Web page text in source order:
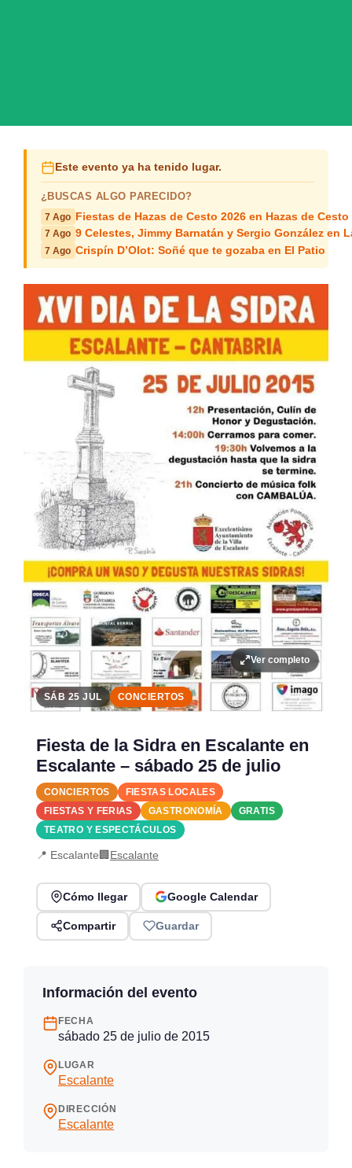
Este evento ya ha tenido lugar.
¿BUSCAS ALGO PARECIDO?
7 Ago Fiestas de Hazas de Cesto 2026 en Hazas de Cesto
7 Ago 9 Celestes, Jimmy Barnatán y Sergio González en
7 Ago Crispín D’Olot: Soñé que te gozaba en El Patio
Ver completo
SÁB 25 JUL CONCIERTOS
Fiesta de la Sidra en Escalante en
Escalante – sábado 25 de julio
CONCIERTOS
FIESTAS LOCALES
FIESTAS Y FERIAS
GASTRONOMÍA
GRATIS
TEATRO Y ESPECTÁCULOS
📍 Escalante🏢 Escalante
Cómo llegar Google Calendar
Compartir Guardar
Información del evento
FECHA
sábado 25 de julio de 2015
LUGAR
Escalante
DIRECCIÓN
Escalante